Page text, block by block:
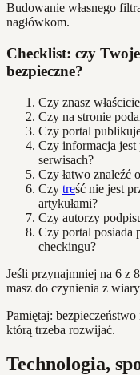
Budowanie własnego
nagłówkom.
Checklist: czy
bezpieczne?
Czy znasz
Czy na stronie
Czy portal
Czy informacja
serwisach?
Czy łatwo znaleźć
Czy treść nie jest
artykułami?
Czy autorzy
Czy portal posiada
checkingu?
Jeśli przynajmniej na 6 z
masz do czynienia z
Pamiętaj:
którą trzeba rozwijać.
Technologia,